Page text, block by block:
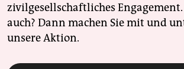
zivilgesellschaftliches
auch? Dann machen Sie mit und
unsere Aktion.